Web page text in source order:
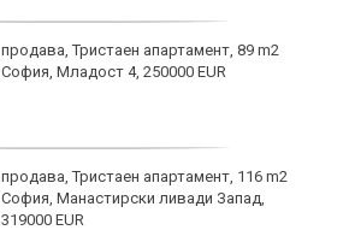
продава, Тристаен апартамент, 89 m2
София, Младост 4, 250000 EUR
продава, Тристаен апартамент, 116 m2
София, Манастирски ливади Запад,
319000 EUR